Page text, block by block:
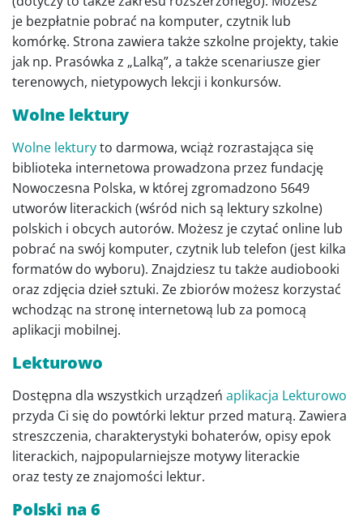
je bezpłatnie pobrać na komputer, czytnik lub
komórkę. Strona zawiera także szkolne projekty, takie
jak np. Prasówka z „Lalką”, a także scenariusze gier
terenowych, nietypowych lekcji i konkursów.
Wolne lektury
Wolne lekturyto darmowa, wciąż rozrastająca się
biblioteka internetowa prowadzona przez fundację
Nowoczesna Polska, w której zgromadzono 5649
utworów literackich (wśród nich są lektury szkolne)
polskich i obcych autorów. Możesz je czytać online lub
pobrać na swój komputer, czytnik lub telefon (jest kilka
formatów do wyboru). Znajdziesz tu także audiobooki
oraz zdjęcia dzieł sztuki. Ze zbiorów możesz korzystać
wchodząc na stronę internetową lub za pomocą
aplikacji mobilnej.
Lekturowo
Dostępna dla wszystkich urządzeń aplikacja Lekturowo
przyda Ci się do powtórki lektur przed maturą. Zawiera
streszczenia, charakterystyki bohaterów, opisy epok
literackich, najpopularniejsze motywy literackie
oraz testy ze znajomości lektur.
Polski na 6